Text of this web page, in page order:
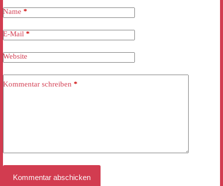
Name *
E-Mail *
Website
Kommentar schreiben *
Kommentar abschicken